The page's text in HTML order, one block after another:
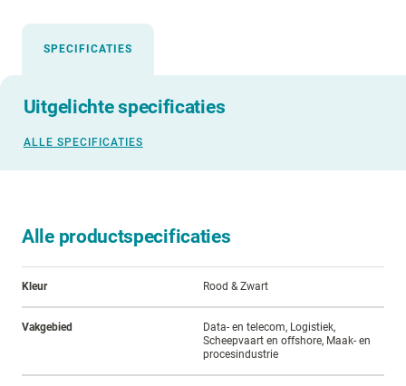
SPECIFICATIES
Uitgelichte specificaties
ALLE SPECIFICATIES
Alle productspecificaties
Kleur Rood & Zwart
Vakgebied
Data- en telecom, Logistiek,
Scheepvaart en offshore, Maak- en
procesindustrie